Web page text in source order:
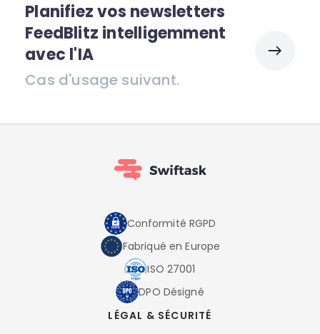
Planifiez vos newsletters
FeedBlitz intelligemment
avec l'IA
Cas d'usage suivant.
Conformité RGPD
Fabriqué en Europe
ISO 27001
DPO Désigné
LÉGAL & SÉCURITÉ